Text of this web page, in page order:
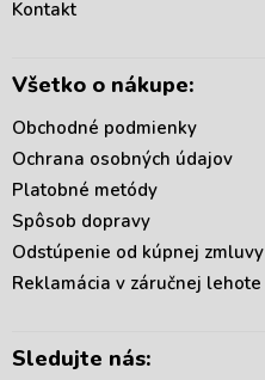
Kontakt
Všetko o nákupe:
Obchodné podmienky
Ochrana osobných údajov
Platobné metódy
Spôsob dopravy
Odstúpenie od kúpnej zmluvy
Reklamácia v záručnej lehote
Sledujte nás: